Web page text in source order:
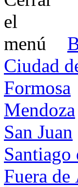
Ciudad
Formosa
Mendoza
San Juan
Santiago
Fuera